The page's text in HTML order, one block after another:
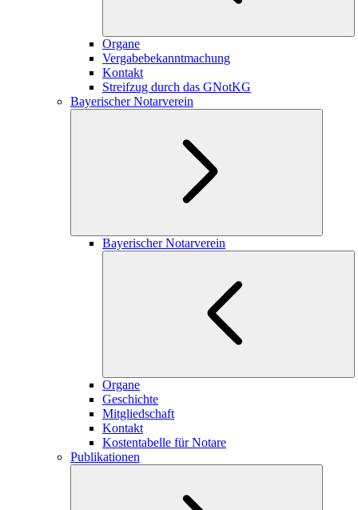
Organe
Vergabebekanntmachung
Kontakt
Streifzug durch das GNotKG
Bayerischer Notarverein
Bayerischer Notarverein
Organe
Geschichte
Mitgliedschaft
Kontakt
Kostentabelle für Notare
Publikationen